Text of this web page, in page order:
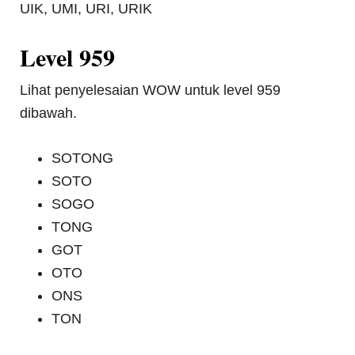
UIK, UMI, URI, URIK
Level 959
Lihat penyelesaian WOW untuk level 959
dibawah.
SOTONG
SOTO
SOGO
TONG
GOT
OTO
ONS
TON